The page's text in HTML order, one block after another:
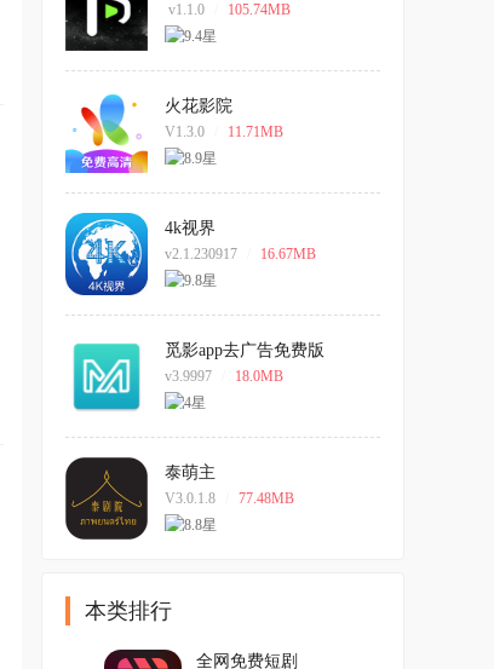
v1.1.0 105.74MB
火花影院
V1.3.0 11.71MB
4k视界
v2.1.230917 16.67MB
觅影app去广告免费版
v3.9997 18.0MB
泰萌主
V3.0.1.8 77.48MB
本类排行
全网免费短剧